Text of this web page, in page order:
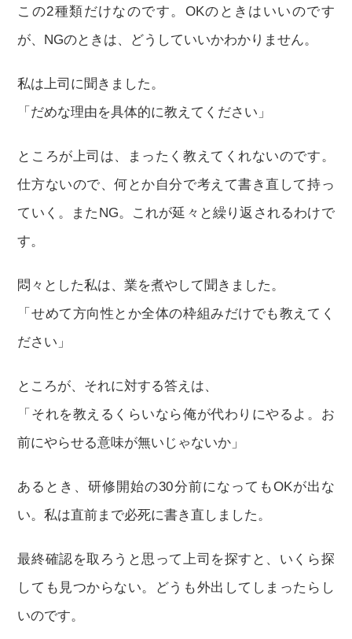
この2種類だけなのです。OKのときはいいのです
が、NGのときは、どうしていいかわかりません。
私は上司に聞きました。
「だめな理由を具体的に教えてください」
ところが上司は、まったく教えてくれないのです。
仕方ないので、何とか自分で考えて書き直して持っ
ていく。またNG。これが延々と繰り返されるわけで
す。
悶々とした私は、業を煮やして聞きました。
「せめて方向性とか全体の枠組みだけでも教えてく
ださい」
ところが、それに対する答えは、
「それを教えるくらいなら俺が代わりにやるよ。お
前にやらせる意味が無いじゃないか」
あるとき、研修開始の30分前になってもOKが出な
い。私は直前まで必死に書き直しました。
最終確認を取ろうと思って上司を探すと、いくら探
しても見つからない。どうも外出してしまったらし
いのです。